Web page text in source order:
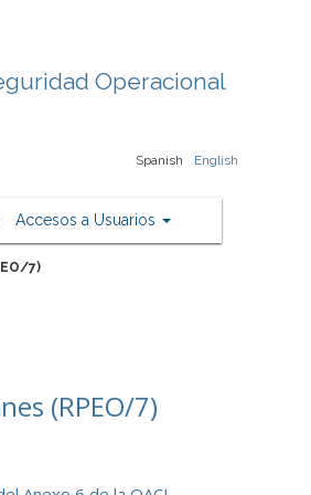
Operacional
Spanish English
Accesos a Usuarios
7)
(RPEO/7)